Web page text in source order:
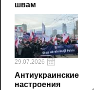
швам
29.07.2026
Антиукраинские
настроения